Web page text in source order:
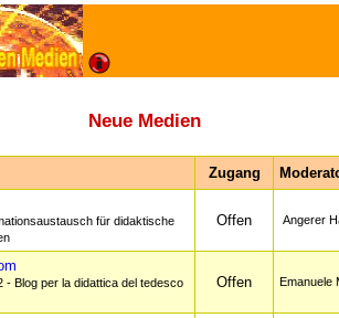
Neue Medien
Zugang
für didaktische
Offen Angerer
- Blog per la didattica del tedesco
Offen Emanuele